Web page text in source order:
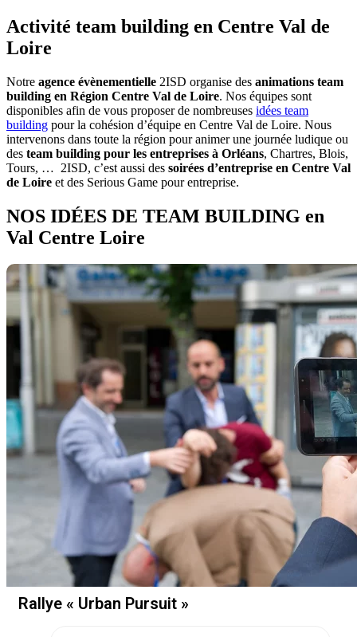
Activité team building en Centre Val de
Loire
Notre agence évènementielle 2ISD organise des animations team
building en Région Centre Val de Loire. Nos équipes sont
disponibles afin de vous proposer de nombreuses idées team
building pour la cohésion d’équipe en Centre Val de Loire. Nous
intervenons dans toute la région pour animer une journée ludique ou
des team building pour les entreprises à Orléans, Chartres, Blois,
Tours, … 2ISD, c’est aussi des soirées d’entreprise en Centre Val
de Loire et des Serious Game pour entreprise.
NOS IDÉES DE TEAM BUILDING en
Val Centre Loire
Rallye « Urban Pursuit »